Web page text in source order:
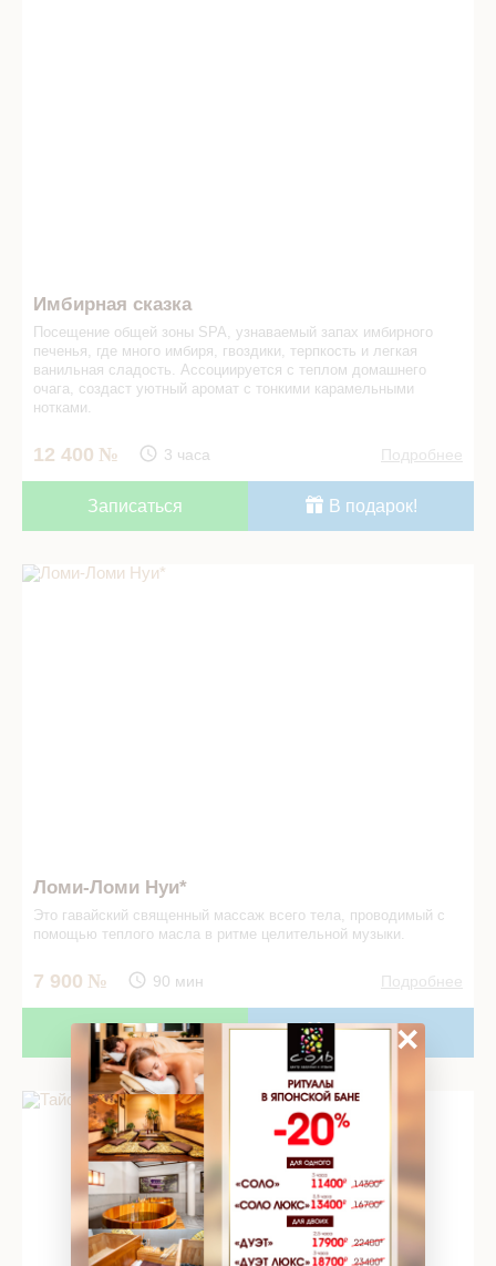
Имбирная сказка
Посещение общей зоны SPA, узнаваемый запах имбирного
печенья, где много имбиря, гвоздики, терпкость и легкая
ванильная сладость. Ассоциируется с теплом домашнего
очага, создаст уютный аромат с тонкими карамельными
нотками.
12 400 3 часа Подробнее
Записаться В подарок!
Ломи-Ломи Нуи* в СПА салоне
Ломи-Ломи Нуи*
Это гавайский священный массаж всего тела, проводимый с
помощью теплого масла в ритме целительной музыки.
7 900 90 мин Подробнее
Записаться В подарок!
Тайский оздоравливающий массаж в СПА салоне
×